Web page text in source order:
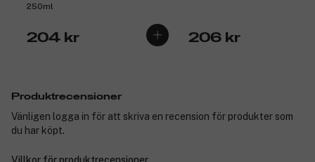
250ml
204 kr 206 kr
Produktrecensioner
Vänligen logga in för att skriva en recension för produkter som
du har köpt.
Villkor för produktrecensioner